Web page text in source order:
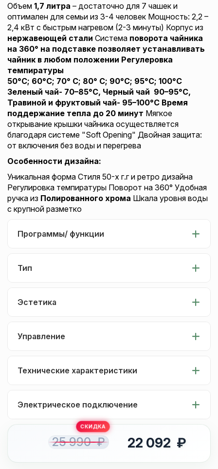
Объем 1,7 литра – достаточно для 7 чашек и
оптимален для семьи из 3-4 человек Мощность: 2,2 –
2,4 кВт с быстрым нагревом (2-3 минуты) Корпус из
нержавеющей стали Система поворота чайника
на 360° на подставке позволяет устанавливать
чайник в любом положении Регулеровка
темпиратуры
50°C; 60°C; 70° C; 80° C; 90°C; 95°C; 100°C
Зеленый чай- 70–85°C, Черный чай 90–95°C,
Травиной и фруктовый чай- 95–100°C Время
поддержание тепла до 20 минут Мягкое
открывание крышки чайника осуществляется
благодаря системе "Soft Opening" Двойная защита:
от включения без воды и перегрева
Особенности дизайна:
Уникальная форма Стиля 50-х г.г и ретро дизайна
Регулировка темпиратуры Поворот на 360° Удобная
ручка из Полированного хрома Шкала уровня воды
с крупной разметко
Программы/ функции
Тип
Эстетика
Управление
Технические характеристики
Электрическое подключение
25 990 ₽ 22 092 ₽